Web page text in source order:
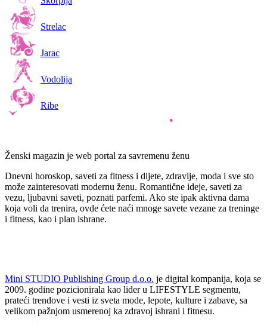
Strelac
Jarac
Vodolija
Ribe
Ženski magazin je web portal za savremenu ženu
Dnevni horoskop, saveti za fitness i dijete, zdravlje, moda i sve sto
može zainteresovati modernu ženu. Romantične ideje, saveti za
vezu, ljubavni saveti, poznati parfemi. Ako ste ipak aktivna dama
koja voli da trenira, ovde ćete naći mnoge savete vezane za treninge
i fitness, kao i plan ishrane.
Mini STUDIO Publishing Group d.o.o. je digital kompanija, koja se
2009. godine pozicionirala kao lider u LIFESTYLE segmentu,
prateći trendove i vesti iz sveta mode, lepote, kulture i zabave, sa
velikom pažnjom usmerenoj ka zdravoj ishrani i fitnesu.